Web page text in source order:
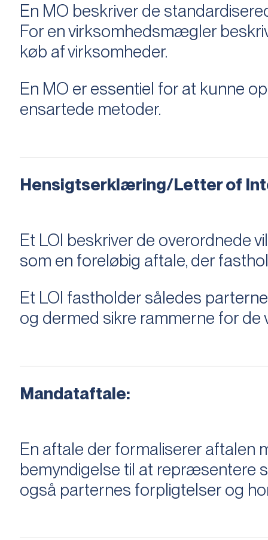
En MO beskriver de
For en virksomhedsmægler
køb af virksomheder.
En MO er essentiel for at kunne
ensartede metoder.
Hensigtserklæring/Letter of
Et LOI beskriver de overordnede
som en foreløbig aftale, der
Et LOI fastholder således
og dermed sikre rammerne for de
Mandataftale:
En aftale der formaliserer
bemyndigelse til at repræsentere
også parternes forpligtelser og